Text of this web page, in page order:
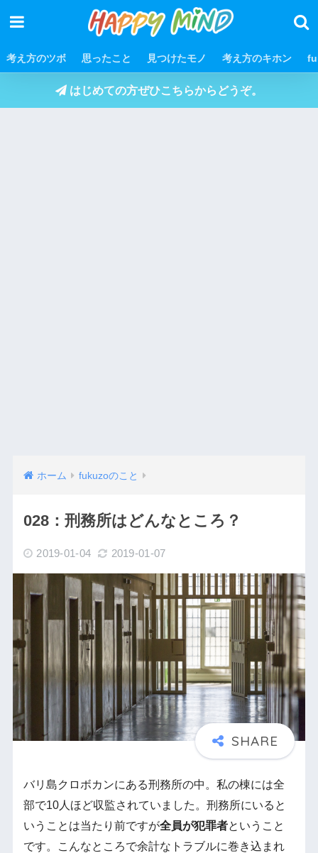
考え方のツボ 思ったこと 見つけたモノ 考え方のキホン
はじめての方ぜひこちらからどうぞ。
ホーム fukuzoのこと
028：刑務所はどんなところ？
2019-01-04 2019-01-07
バリ島クロボカンにある刑務所の中。私の棟には全
部で10人ほど収監されていました。刑務所にいると
いうことは当たり前ですが全員が犯罪者ということ
です。こんなところで余計なトラブルに巻き込まれ